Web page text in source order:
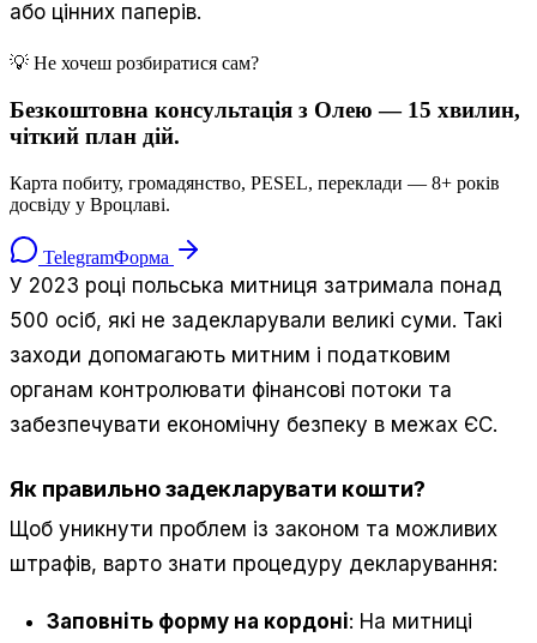
або цінних паперів.
💡 Не хочеш розбиратися сам?
Безкоштовна консультація з Олею — 15 хвилин,
чіткий план дій.
Карта побиту, громадянство, PESEL, переклади — 8+ років
досвіду у Вроцлаві.
TelegramФорма
У 2023 році польська митниця затримала понад
500 осіб, які не задекларували великі суми. Такі
заходи допомагають митним і податковим
органам контролювати фінансові потоки та
забезпечувати економічну безпеку в межах ЄС.
Як правильно задекларувати кошти?
Щоб уникнути проблем із законом та можливих
штрафів, варто знати процедуру декларування:
Заповніть форму на кордоні: На митниці